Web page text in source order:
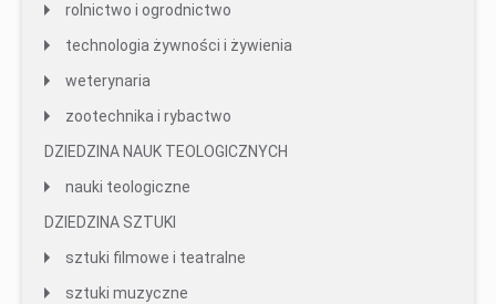
rolnictwo i ogrodnictwo
technologia żywności i żywienia
weterynaria
zootechnika i rybactwo
DZIEDZINA NAUK TEOLOGICZNYCH
nauki teologiczne
DZIEDZINA SZTUKI
sztuki filmowe i teatralne
sztuki muzyczne